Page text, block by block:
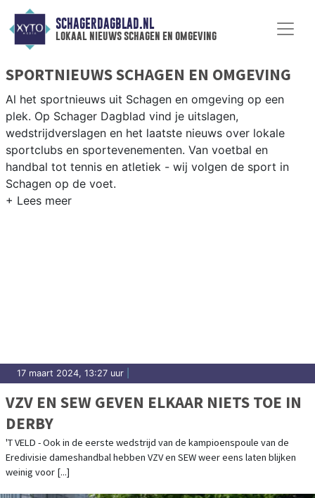
SCHAGERDAGBLAD.NL
lokaal nieuws schagen en omgeving
SPORTNIEUWS SCHAGEN EN OMGEVING
Al het sportnieuws uit Schagen en omgeving op een
plek. Op Schager Dagblad vind je uitslagen,
wedstrijdverslagen en het laatste nieuws over lokale
sportclubs en sportevenementen. Van voetbal en
handbal tot tennis en atletiek - wij volgen de sport in
Schagen op de voet.
17 maart 2024, 13:27 uur
VZV EN SEW GEVEN ELKAAR NIETS TOE IN
DERBY
'T VELD - Ook in de eerste wedstrijd van de kampioenspoule van de
Eredivisie dameshandbal hebben VZV en SEW weer eens laten blijken
weinig voor [...]